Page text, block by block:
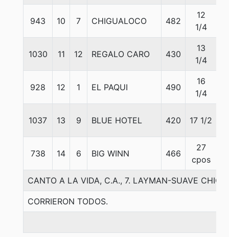
943 10 7 CHIGUALOCO 482
12
1/4
1030 11 12 REGALO CARO 430
13
1/4
928 12 1 EL PAQUI 490
16
1/4
1037 13 9 BLUE HOTEL 420 17 1/2
738 14 6 BIG WINN 466
27
cpos
CANTO A LA VIDA, C.A., 7. LAYMAN-SUAVE
CORRIERON TODOS.